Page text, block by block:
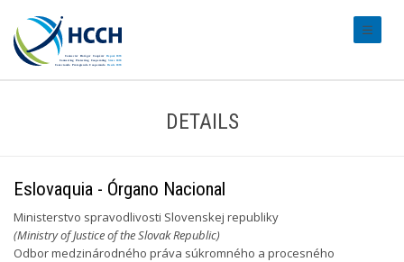
DETAILS
Eslovaquia - Órgano Nacional
Ministerstvo spravodlivosti Slovenskej republiky
(Ministry of Justice of the Slovak Republic)
Odbor medzinárodného práva súkromného a procesného